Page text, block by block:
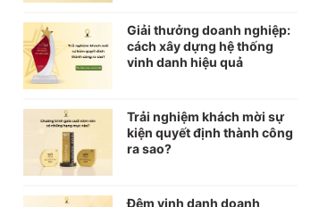
Giải thưởng doanh nghiệp:
cách xây dựng hệ thống
vinh danh hiệu quả
Trải nghiệm khách mời sự
kiện quyết định thành công
ra sao?
Đêm vinh danh doanh